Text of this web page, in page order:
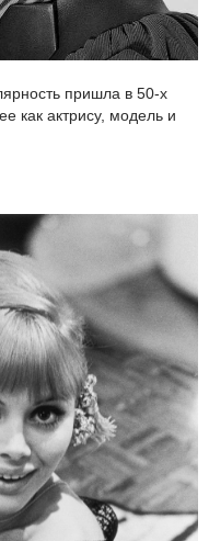
пришла в 50-х
как актрису, модель и